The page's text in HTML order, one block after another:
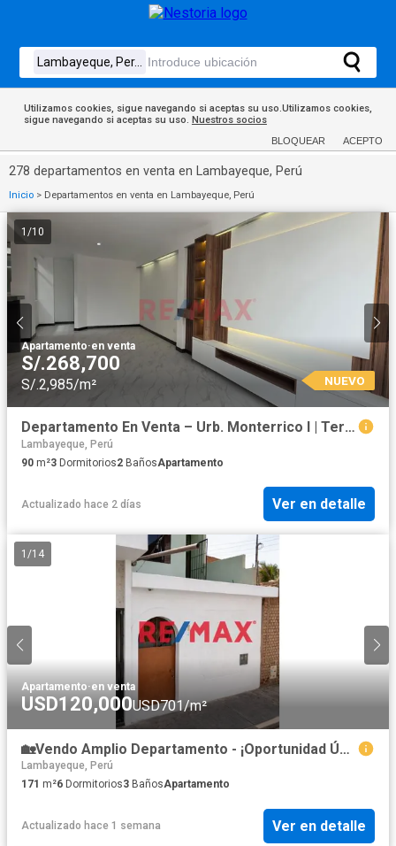
Utilizamos cookies, sigue navegando si aceptas su uso.Utilizamos cookies,
sigue navegando si aceptas su uso. Nuestros socios
BLOQUEAR ACEPTO
278 departamentos en venta en Lambayeque, Perú
Inicio > Departamentos en venta en Lambayeque, Perú
1 /10
Apartamento·en venta
S/.268,700
S/.2,985/m² NUEVO
Departamento En Venta – Urb. Monterrico I | Tercer Piso
Lambayeque, Perú
90 m²3 Dormitorios2 BañosApartamento
Actualizado hace 2 días Ver en detalle
1 /14
Apartamento·en venta
USD120,000USD701/m²
🏡Vendo Amplio Departamento - ¡Oportunidad Única De Inversión Y Vivienda! ✨Ubicado En Garcilazo De La Vega 161✨Cerca De Real Plaza
Lambayeque, Perú
171 m²6 Dormitorios3 BañosApartamento
Actualizado hace 1 semana Ver en detalle